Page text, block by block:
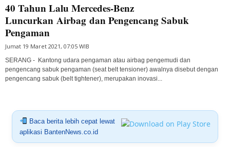
40 Tahun Lalu Mercedes-Benz
Luncurkan Airbag dan Pengencang Sabuk
Pengaman
Jumat 19 Maret 2021, 07:05 WIB
SERANG - Kantong udara pengaman atau airbag pengemudi dan
pengencang sabuk pengaman (seat belt tensioner) awalnya disebut dengan
pengencang sabuk (belt tightener), merupakan inovasi...
Baca berita lebih cepat lewat
aplikasi BantenNews.co.id